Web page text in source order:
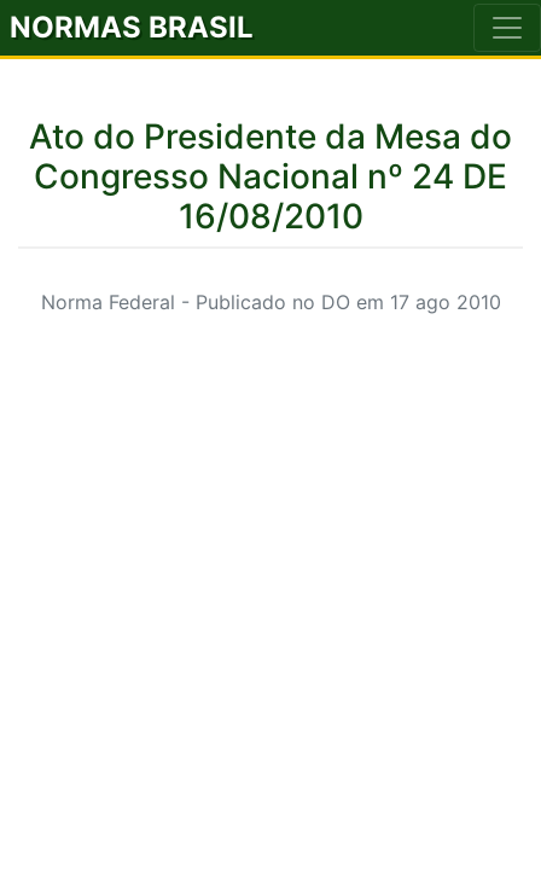
NORMAS BRASIL
Ato do Presidente da Mesa do
Congresso Nacional nº 24 DE
16/08/2010
Norma Federal - Publicado no DO em 17 ago 2010